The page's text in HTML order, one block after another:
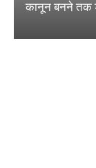
कानून बनने तक